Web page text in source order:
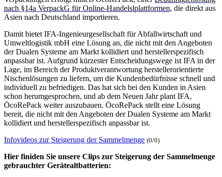
nach §14a VerpackG für Online-Handelslplattformen, die direkt aus
Asien nach Deutschland importieren.
Damit bietet IFA-Ingenieurgesellschaft für Abfallwirtschaft und
Umweltlogistik mbH eine Lösung an, die nicht mit den Angeboten
der Dualen Systeme am Markt kollidiert und herstellerspezifisch
anpassbar ist. Aufgrund kürzester Entscheidungswege ist IFA in der
Lage, im Bereich der Produktverantwortung herstellerorientierte
Nischenlösungen zu liefern, um die Kundenbedürfnisse schnell und
individuell zu befriedigen. Das hat sich bei den Kunden in Asien
schon herumgesprochen, und ab dem Neuen Jahr plant IFA,
ÖcoRePack weiter auszubauen. ÖcoRePack stellt eine Lösung
bereit, die nicht mit den Angeboten der Dualen Systeme am Markt
kollidiert und herstellerspezifisch anpassbar ist.
Infovideos zur Steigerung der Sammelmenge (0/0)
Hier finiden Sie unsere Clips zur Steigerung der Sammelmenge
gebrauchter Gerätealtbatterien: